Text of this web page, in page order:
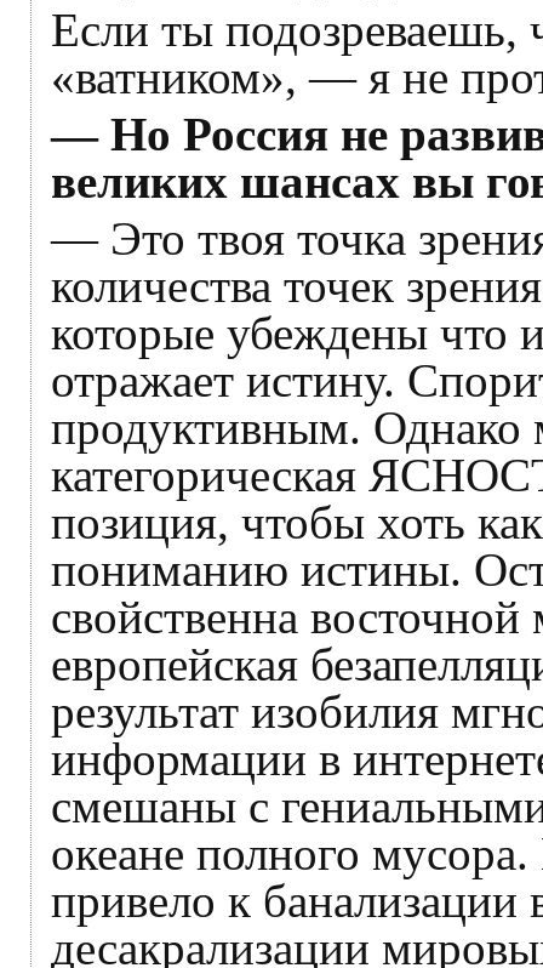
Если ты подозреваешь,
«ватником», — я не
— Но Россия не
великих шансах вы
— Это твоя точка
количества точек
которые убеждены что
отражает истину.
продуктивным. Однако
категорическая
позиция, чтобы хоть
пониманию истины.
свойственна
европейская
результат изобилия
информации в
смешаны с
океане полного
привело к банализации
десакрализации